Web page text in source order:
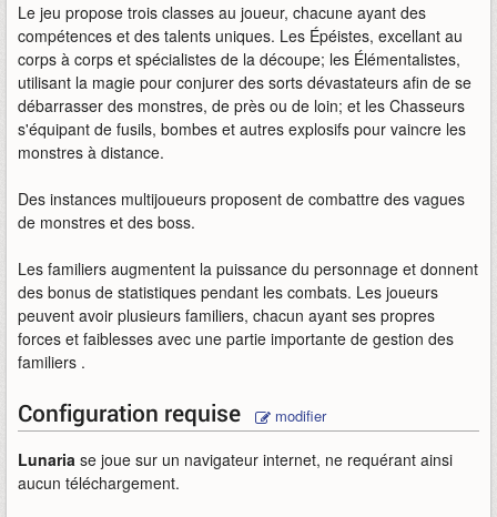
Le jeu propose trois classes au joueur, chacune ayant des
compétences et des talents uniques. Les Épéistes, excellant au
corps à corps et spécialistes de la découpe; les Élémentalistes,
utilisant la magie pour conjurer des sorts dévastateurs afin de se
débarrasser des monstres, de près ou de loin; et les Chasseurs
s'équipant de fusils, bombes et autres explosifs pour vaincre les
monstres à distance.
Des instances multijoueurs proposent de combattre des vagues
de monstres et des boss.
Les familiers augmentent la puissance du personnage et donnent
des bonus de statistiques pendant les combats. Les joueurs
peuvent avoir plusieurs familiers, chacun ayant ses propres
forces et faiblesses avec une partie importante de gestion des
familiers .
Configuration requise modifier
Lunaria se joue sur un navigateur internet, ne requérant ainsi
aucun téléchargement.